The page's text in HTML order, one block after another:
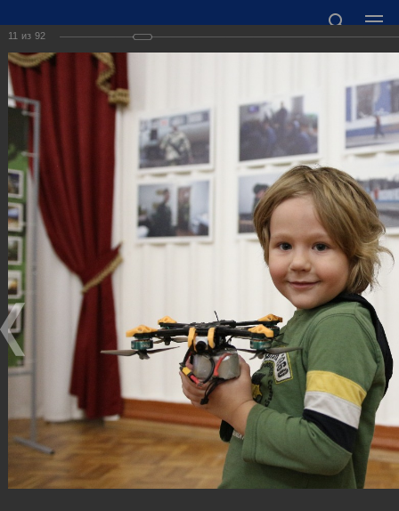
ОФИЦИАЛЬНЫЙ САЙТ АДМИНИСТРАЦИИ
ГОРОДСКОГО ОКРУГА ГОРОД ДЗЕРЖИНСК
НИЖЕГОРОДСКОЙ ОБЛАСТИ
Точный прогноз погоды в Дзержинске
https://world-weather.ru/informers/
606000 Нижегородская область, г. Дзержинск,
пл. Дзержинского, д. 1
Приёмная Главы
+7 (8313) 27-98-10
11 из 92